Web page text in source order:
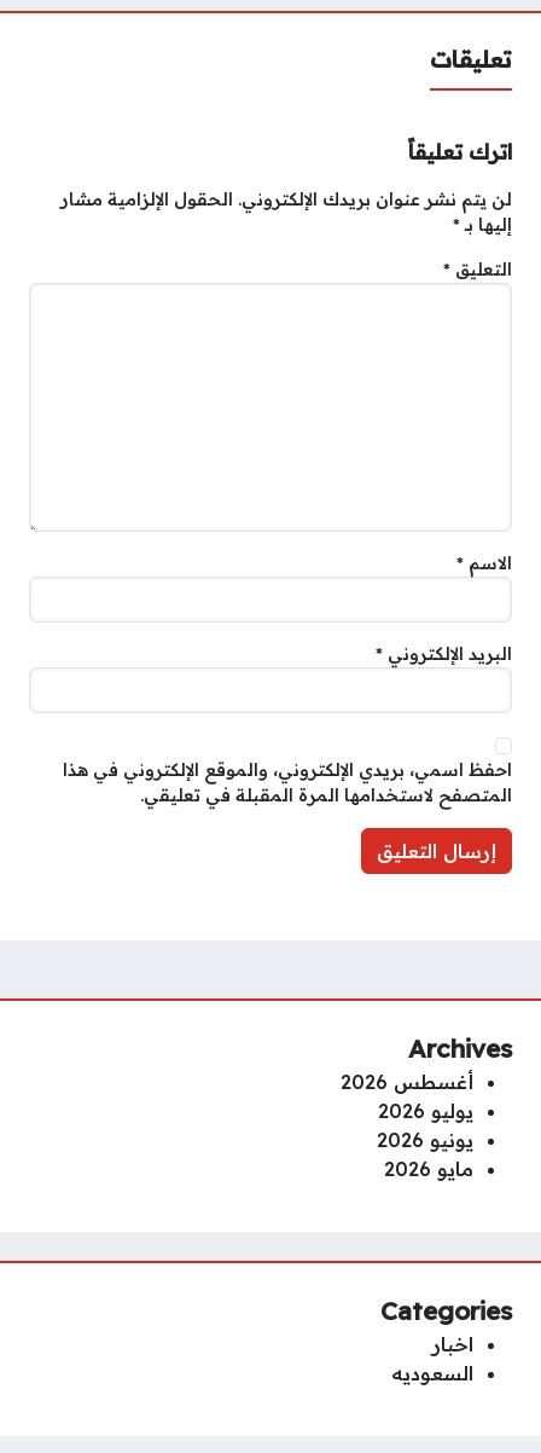
تعليقات
اترك تعليقاً
لن يتم نشر عنوان بريدك الإلكتروني. الحقول الإلزامية مشار
إليها بـ*
التعليق *
الاسم *
البريد الإلكتروني *
احفظ اسمي، بريدي الإلكتروني، والموقع الإلكتروني في هذا
المتصفح لاستخدامها المرة المقبلة في تعليقي.
Archives
أغسطس 2026
يوليو 2026
يونيو 2026
مايو 2026
Categories
اخبار
السعوديه